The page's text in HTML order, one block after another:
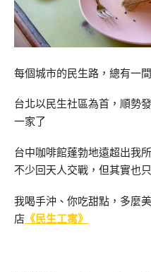
每個城市的民生路，總有一
台北以民生社區為首，順勢
一家了
台中咖啡館蓬勃地遠超出我
不少回天人交戰，但其實也
我喝手沖、你吃甜點，多麼
店 《民生工寓》